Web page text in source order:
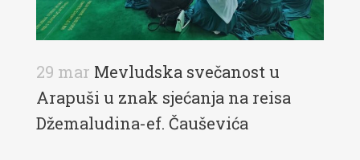
29 mar Mevludska svečanost u
Arapuši u znak sjećanja na reisa
Džemaludina-ef. Čauševića